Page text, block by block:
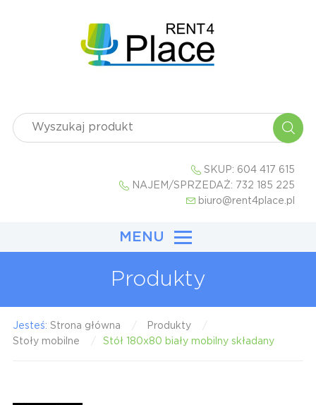
SKUP: 604 417 615
NAJEM/SPRZEDAŻ: 732 185 225
biuro@rent4place.pl
MENU
Produkty
Jesteś: Strona główna
Produkty
Stoły mobilne
Stół 180x80 biały mobilny składany